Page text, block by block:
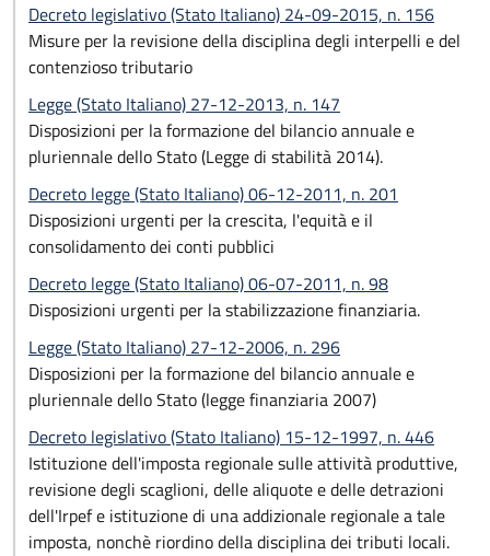
Decreto legislativo (Stato Italiano) 24-09-2015, n. 156
Misure per la revisione della disciplina degli interpelli e del
contenzioso tributario
Legge (Stato Italiano) 27-12-2013, n. 147
Disposizioni per la formazione del bilancio annuale e
pluriennale dello Stato (Legge di stabilità 2014).
Decreto legge (Stato Italiano) 06-12-2011, n. 201
Disposizioni urgenti per la crescita, l'equità e il
consolidamento dei conti pubblici
Decreto legge (Stato Italiano) 06-07-2011, n. 98
Disposizioni urgenti per la stabilizzazione finanziaria.
Legge (Stato Italiano) 27-12-2006, n. 296
Disposizioni per la formazione del bilancio annuale e
pluriennale dello Stato (legge finanziaria 2007)
Decreto legislativo (Stato Italiano) 15-12-1997, n. 446
Istituzione dell'imposta regionale sulle attività produttive,
revisione degli scaglioni, delle aliquote e delle detrazioni
dell'Irpef e istituzione di una addizionale regionale a tale
imposta, nonchè riordino della disciplina dei tributi locali.